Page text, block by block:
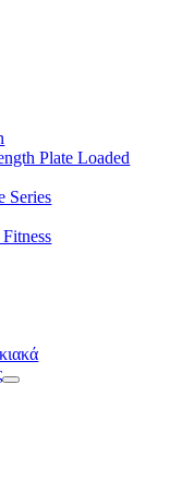
Plate Loaded
Series